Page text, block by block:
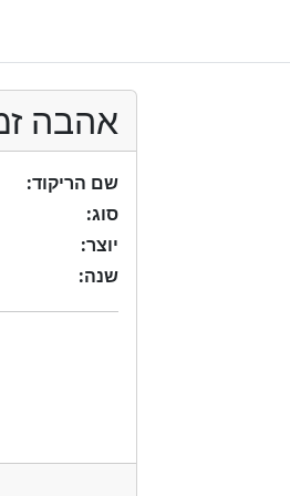
אהבה
שם הריקוד:
סוג:
יוצר:
שנה: